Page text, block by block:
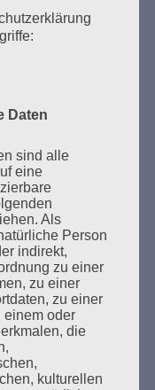
18 Uhr
anlässlich
Büchern am
Mai 1933 NS-
setzen.de
Daten
sind alle
eine
Als
Person
indirekt,
zu einer
zu einer
zu einer
einem oder
die
kulturellen